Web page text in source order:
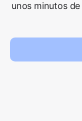
unos minutos